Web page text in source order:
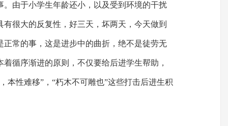
由于小学生年龄还小，以及受到环境的干扰
很大的反复性，好三天，坏两天，今天做到
常的事，这是进步中的曲折，绝不是徒劳无
循序渐进的原则，不仅要给后进学生帮助，
本性难移”，“朽木不可雕也”这些打击后进生积